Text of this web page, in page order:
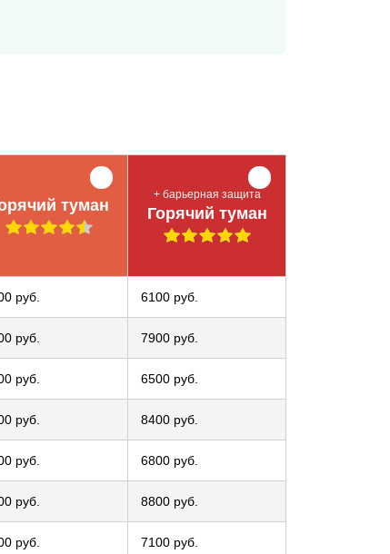
туман
+ барьерная защита
Горячий туман
руб. 6100 руб.
руб. 7900 руб.
руб. 6500 руб.
руб. 8400 руб.
руб. 6800 руб.
руб. 8800 руб.
руб. 7100 руб.